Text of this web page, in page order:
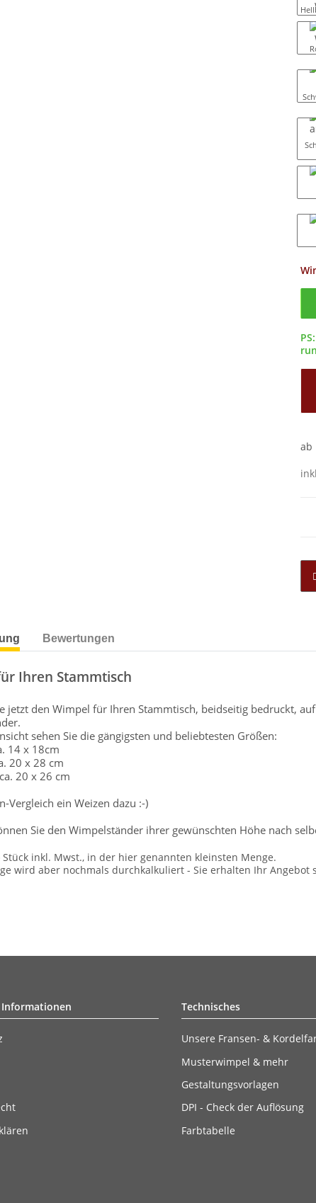
ab
Bewertungen
Ihren Stammtisch
jetzt den Wimpel für Ihren Stammtisch, beidseitig bedruckt,
sehen Sie die gängigsten und beliebtesten Größen:
14 x 18cm
20 x 28 cm
20 x 26 cm
Vergleich ein Weizen dazu :-)
Sie den Wimpelständer ihrer gewünschten Höhe nach
inkl. Mwst., in der hier genannten kleinsten Menge.
wird aber nochmals durchkalkuliert - Sie erhalten Ihr Angebot
Informationen Technisches
Unsere Fransen- &
Musterwimpel & mehr
Gestaltungsvorlagen
DPI - Check der Auflösung
Farbtabelle